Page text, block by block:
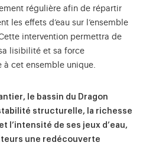
régulière afin de répartir
les effets d’eau sur l’ensemble
intervention permettra de
lisibilité et sa force
à cet ensemble unique.
le bassin du Dragon
structurelle, la richesse
l’intensité de ses jeux d’eau,
une redécouverte